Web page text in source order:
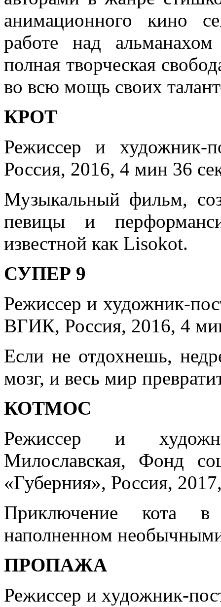
анимационного кино
работе над
полная творческая
во всю мощь своих
КРОТ
Режиссер и художник-
Россия, 2016, 4 мин 36
Музыкальный фильм,
певицы и
известной как Lisokot.
СУПЕР 9
Режиссер и художник-
ВГИК, Россия, 2016, 4
Если не отдохнешь,
мозг, и весь мир
КОТМОС
Режиссер и
Милославская, Фонд
«Губерния», Россия,
Приключение кота в
наполненном
ПРОПАЖА
Режиссер и художник-